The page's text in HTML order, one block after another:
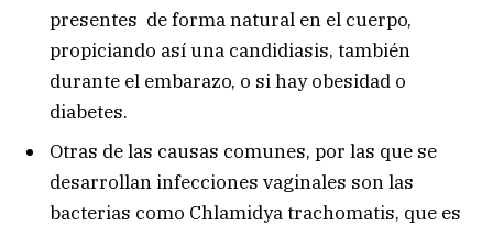
presentes de forma natural en el cuerpo,
propiciando así una candidiasis, también
durante el embarazo, o si hay obesidad o
diabetes.
Otras de las causas comunes, por las que se
desarrollan infecciones vaginales son las
bacterias como Chlamidya trachomatis, que es